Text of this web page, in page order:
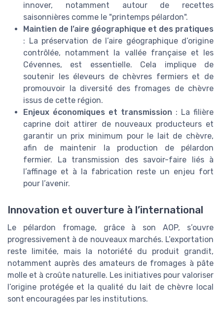
innover, notamment autour de recettes
saisonnières comme le "printemps pélardon".
Maintien de l’aire géographique et des pratiques
: La préservation de l’aire géographique d’origine
contrôlée, notamment la vallée française et les
Cévennes, est essentielle. Cela implique de
soutenir les éleveurs de chèvres fermiers et de
promouvoir la diversité des fromages de chèvre
issus de cette région.
Enjeux économiques et transmission : La filière
caprine doit attirer de nouveaux producteurs et
garantir un prix minimum pour le lait de chèvre,
afin de maintenir la production de pélardon
fermier. La transmission des savoir-faire liés à
l’affinage et à la fabrication reste un enjeu fort
pour l’avenir.
Innovation et ouverture à l’international
Le pélardon fromage, grâce à son AOP, s’ouvre
progressivement à de nouveaux marchés. L’exportation
reste limitée, mais la notoriété du produit grandit,
notamment auprès des amateurs de fromages à pâte
molle et à croûte naturelle. Les initiatives pour valoriser
l’origine protégée et la qualité du lait de chèvre local
sont encouragées par les institutions.